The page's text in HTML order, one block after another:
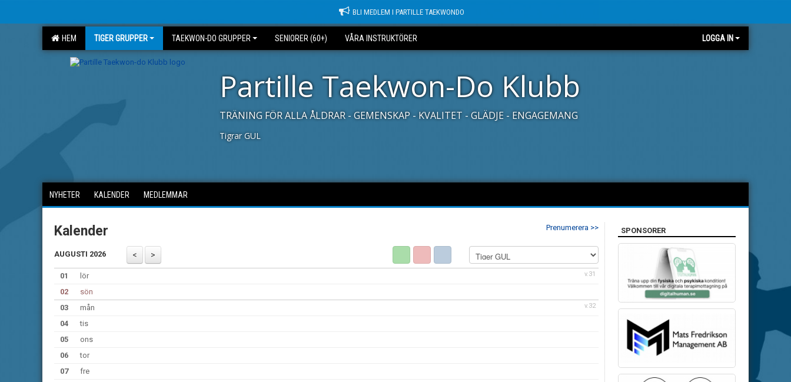
BLI MEDLEM I PARTILLE TAEKWONDO
HEM TIGER GRUPPER TAEKWON-DO GRUPPER SENIORER (60+) VÅRA INSTRUKTÖRER LOGGA IN
Partille Taekwon-Do Klubb
TRÄNING FÖR ALLA ÅLDRAR - GEMENSKAP - KVALITET - GLÄDJE - ENGAGEMANG
Tigrar GUL
NYHETER KALENDER MEDLEMMAR
Prenumerera >>
Kalender
AUGUSTI 2026
v.31
01
lör
02
sön
v.32
03
mån
04
tis
05
ons
06
tor
07
fre
SPONSORER